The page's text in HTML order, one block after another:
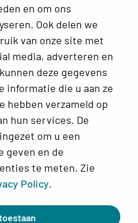
en om ons
Ook delen we
van onze site met
media, adverteren en
deze gegevens
informatie die u aan ze
hebben verzameld op
hun services. De
om u een
geven en de
te meten. Zie
Policy.
de vrouwelijke cyclus
menopauze
wij tijdelijk geen
aan voor